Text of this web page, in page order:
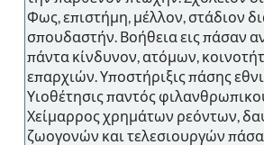
Φως, επιστήμη, μέλλον, στάδιον
σπουδαστήν. Βοήθεια εις πάσαν
πάντα κίνδυνον, ατόμων,
επαρχιών. Υποστήριξις πάσης
Υιοθέτησις παντός
Χείμαρρος χρημάτων ρεόντων,
ζωογονών και τελεσιουργών